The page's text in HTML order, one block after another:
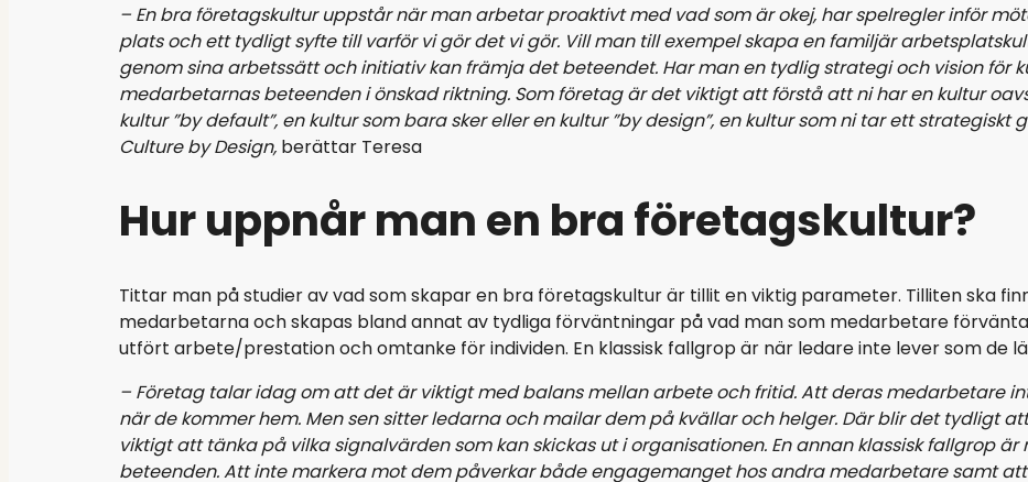
– En bra företagskultur uppstår när man arbetar proaktivt med vad som är okej, har spelregler inför
plats och ett tydligt syfte till varför vi gör det vi gör. Vill man till exempel skapa en familjär
genom sina arbetssätt och initiativ kan främja det beteendet. Har man en tydlig strategi och vision för
medarbetarnas beteenden i önskad riktning. Som företag är det viktigt att förstå att ni har en kultur
kultur ”by default”, en kultur som bara sker eller en kultur ”by design”, en kultur som ni tar ett
Culture by Design, berättar Teresa
Hur uppnår man en bra företagskultur?
Tittar man på studier av vad som skapar en bra företagskultur är tillit en viktig parameter. Tilliten ska
medarbetarna och skapas bland annat av tydliga förväntningar på vad man som medarbetare
utfört arbete/prestation och omtanke för individen. En klassisk fallgrop är när ledare inte lever som de
– Företag talar idag om att det är viktigt med balans mellan arbete och fritid. Att deras medarbetare
när de kommer hem. Men sen sitter ledarna och mailar dem på kvällar och helger. Där blir det tydligt
viktigt att tänka på vilka signalvärden som kan skickas ut i organisationen. En annan klassisk fallgrop
beteenden. Att inte markera mot dem påverkar både engagemanget hos andra medarbetare samt